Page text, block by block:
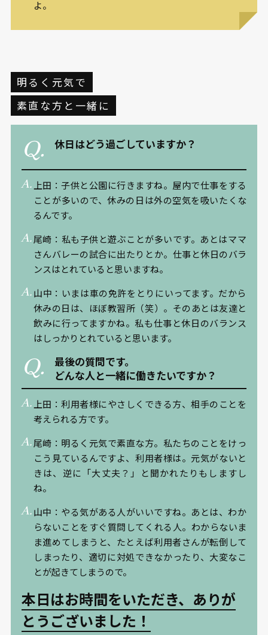
よ。
明るく元気で
素直な方と一緒に
休日はどう過ごしていますか？
上田：子供と公園に行きますね。屋内で仕事をする
ことが多いので、休みの日は外の空気を吸いたくな
るんです。
尾崎：私も子供と遊ぶことが多いです。あとはママ
さんバレーの試合に出たりとか。仕事と休日のバラ
ンスはとれていると思いますね。
山中：いまは車の免許をとりにいってます。だから
休みの日は、ほぼ教習所（笑）。そのあとは友達と
飲みに行ってますかね。私も仕事と休日のバランス
はしっかりとれていると思います。
最後の質問です。
どんな人と一緒に働きたいですか？
上田：利用者様にやさしくできる方、相手のことを
考えられる方です。
尾崎：明るく元気で素直な方。私たちのことをけっ
こう見ているんですよ、利用者様は。元気がないと
きは、逆に「大丈夫？」と聞かれたりもしますし
ね。
山中：やる気がある人がいいですね。あとは、わか
らないことをすぐ質問してくれる人。わからないま
ま進めてしまうと、たとえば利用者さんが転倒して
しまったり、適切に対処できなかったり、大変なこ
とが起きてしまうので。
本日はお時間をいただき、ありが
とうございました！